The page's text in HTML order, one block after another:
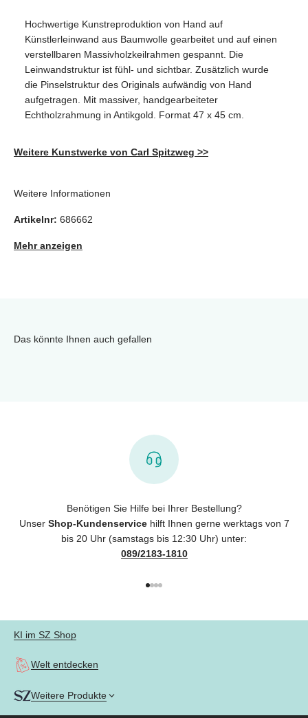
Hochwertige Kunstreproduktion von Hand auf
Künstlerleinwand aus Baumwolle gearbeitet und auf einen
verstellbaren Massivholzkeilrahmen gespannt. Die
Leinwandstruktur ist fühl- und sichtbar. Zusätzlich wurde
die Pinselstruktur des Originals aufwändig von Hand
aufgetragen. Mit massiver, handgearbeiteter
Echtholzrahmung in Antikgold. Format 47 x 45 cm.
Weitere Kunstwerke von Carl Spitzweg >>
Weitere Informationen
Artikelnr: 686662
Mehr anzeigen
Das könnte Ihnen auch gefallen
Benötigen Sie Hilfe bei Ihrer Bestellung?
Unser Shop-Kundenservicehilft Ihnen gerne werktags von 7
bis 20 Uhr (samstags bis 12:30 Uhr) unter:
089/2183-1810
KI im SZ Shop
Welt entdecken
Weitere Produkte